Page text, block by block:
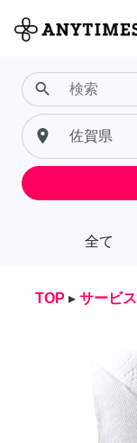
全て
search
place
TOP ▸ サービス